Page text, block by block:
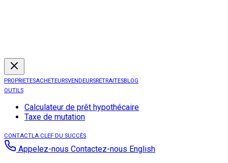
PROPRIETESACHETEURSVENDEURSRETRAITESBLOG
OUTILS
Calculateur de prêt hypothécaire
Taxe de mutation
CONTACTLA CLEF DU SUCCÈS
Appelez-nous Contactez-nous English